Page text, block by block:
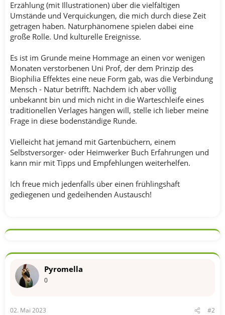
Erzählung (mit Illustrationen) über die vielfältigen
Umstände und Verquickungen, die mich durch diese Zeit
getragen haben. Naturphänomene spielen dabei eine
große Rolle. Und kulturelle Ereignisse.
Es ist im Grunde meine Hommage an einen vor wenigen
Monaten verstorbenen Uni Prof, der dem Prinzip des
Biophilia Effektes eine neue Form gab, was die Verbindung
Mensch - Natur betrifft. Nachdem ich aber völlig
unbekannt bin und mich nicht in die Warteschleife eines
traditionellen Verlages hängen will, stelle ich lieber meine
Frage in diese bodenständige Runde.
Vielleicht hat jemand mit Gartenbüchern, einem
Selbstversorger- oder Heimwerker Buch Erfahrungen und
kann mir mit Tipps und Empfehlungen weiterhelfen.
Ich freue mich jedenfalls über einen frühlingshaft
gediegenen und gedeihenden Austausch!
Pyromella
0
02. Mai 2023 #2